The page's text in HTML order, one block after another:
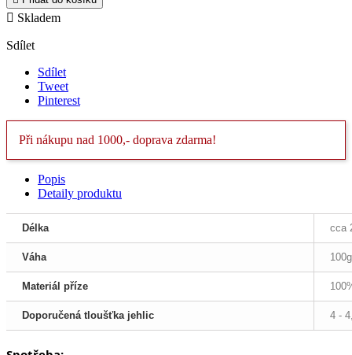
 Skladem
Sdílet
Sdílet
Tweet
Pinterest
Při nákupu nad 1000,- doprava zdarma!
Popis
Detaily produktu
Délka cca
Váha 100g
Materiál příze
Doporučená tloušťka jehlic 4 -